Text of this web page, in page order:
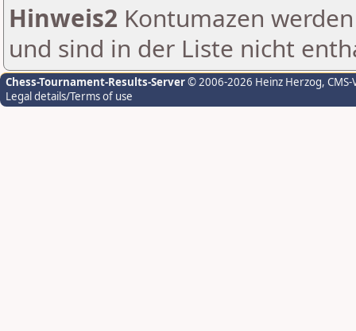
Hinweis2 Kontumazen
und sind in der Liste nicht
Chess-Tournament-Results-Server© 2006-2026 Heinz Herzog,
Legal details/Terms of use